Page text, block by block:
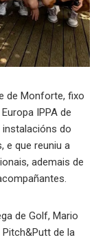
de Monforte, fixo
IPPA de
instalacións do
e que reuniu a
ademais de
de Golf, Mario
de la